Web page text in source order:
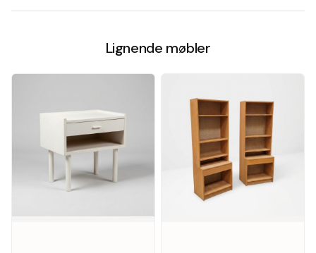
Lignende møbler